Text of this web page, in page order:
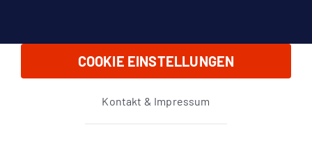
COOKIE EINSTELLUNGEN
Kontakt & Impressum